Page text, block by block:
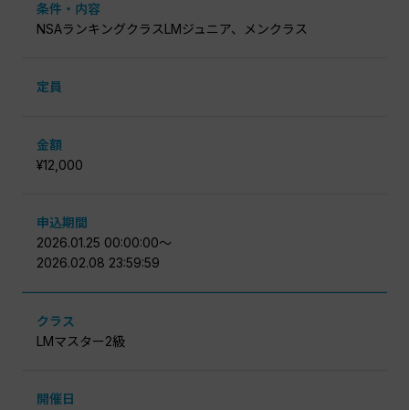
条件・内容
NSAランキングクラスLMジュニア、メンクラス
定員
金額
¥12,000
申込期間
2026.01.25 00:00:00〜
2026.02.08 23:59:59
クラス
LMマスター2級
開催日